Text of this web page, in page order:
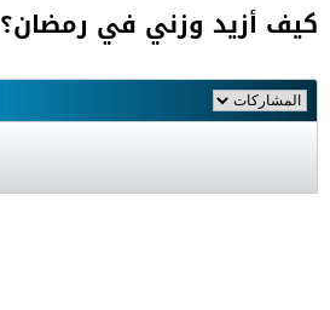
كيف أزيد وزني في رمضان؟